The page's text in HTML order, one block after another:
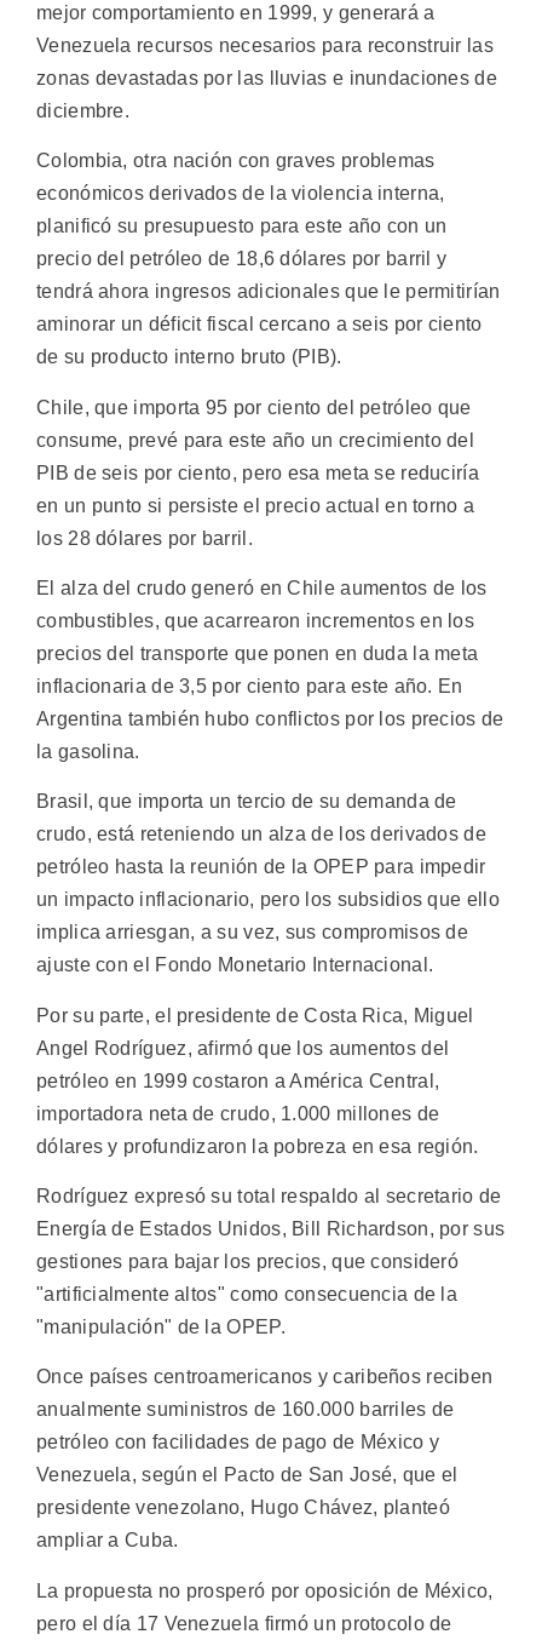
mejor comportamiento en 1999, y generará a
Venezuela recursos necesarios para reconstruir las
zonas devastadas por las lluvias e inundaciones de
diciembre.
Colombia, otra nación con graves problemas
económicos derivados de la violencia interna,
planificó su presupuesto para este año con un
precio del petróleo de 18,6 dólares por barril y
tendrá ahora ingresos adicionales que le permitirían
aminorar un déficit fiscal cercano a seis por ciento
de su producto interno bruto (PIB).
Chile, que importa 95 por ciento del petróleo que
consume, prevé para este año un crecimiento del
PIB de seis por ciento, pero esa meta se reduciría
en un punto si persiste el precio actual en torno a
los 28 dólares por barril.
El alza del crudo generó en Chile aumentos de los
combustibles, que acarrearon incrementos en los
precios del transporte que ponen en duda la meta
inflacionaria de 3,5 por ciento para este año. En
Argentina también hubo conflictos por los precios de
la gasolina.
Brasil, que importa un tercio de su demanda de
crudo, está reteniendo un alza de los derivados de
petróleo hasta la reunión de la OPEP para impedir
un impacto inflacionario, pero los subsidios que ello
implica arriesgan, a su vez, sus compromisos de
ajuste con el Fondo Monetario Internacional.
Por su parte, el presidente de Costa Rica, Miguel
Angel Rodríguez, afirmó que los aumentos del
petróleo en 1999 costaron a América Central,
importadora neta de crudo, 1.000 millones de
dólares y profundizaron la pobreza en esa región.
Rodríguez expresó su total respaldo al secretario de
Energía de Estados Unidos, Bill Richardson, por sus
gestiones para bajar los precios, que consideró
"artificialmente altos" como consecuencia de la
"manipulación" de la OPEP.
Once países centroamericanos y caribeños reciben
anualmente suministros de 160.000 barriles de
petróleo con facilidades de pago de México y
Venezuela, según el Pacto de San José, que el
presidente venezolano, Hugo Chávez, planteó
ampliar a Cuba.
La propuesta no prosperó por oposición de México,
pero el día 17 Venezuela firmó un protocolo de